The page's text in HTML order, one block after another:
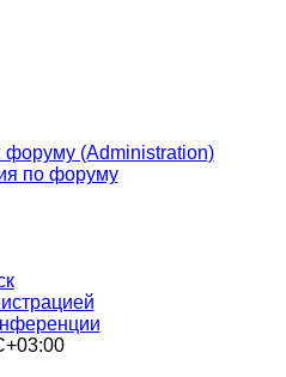
форуму (Administration)
по форуму